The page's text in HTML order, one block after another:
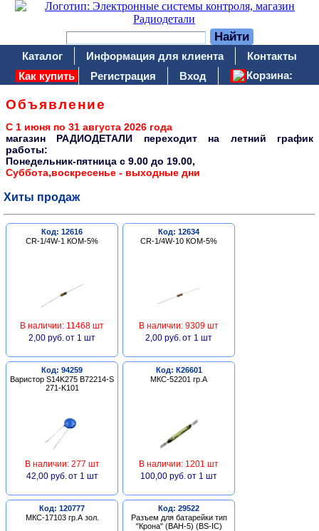
Каталог Информация для клиента
Контакты
Как купить
Регистрация Вход Корзина:
Объявление
С 1 июня по 31 августа 2026 года
магазин РАДИОДЕТАЛИ переходит на летний график
работы:
Понедельник-пятница c 9.00 до 19.00,
Суббота,воскресенье - выходные дни
Хиты продаж
Код: 12616
CR-1/4W-1 КОМ-5%
В наличии: 11468 шт
2,00 руб. от 1 шт
Код: 12634
CR-1/4W-10 КОМ-5%
В наличии: 9309 шт
2,00 руб. от 1 шт
Код: 94259
Варистор S14K275 B72214-S
271-K101
В наличии: 277 шт
42,00 руб. от 1 шт
Код: К26601
МКС-52201 гр.А
В наличии: 1201 шт
100,00 руб. от 1 шт
Код: 120777
МКС-17103 гр.А зол.
Код: 29522
Разъем для батарейки тип
"Крона" (BAH-5) (BS-IC)